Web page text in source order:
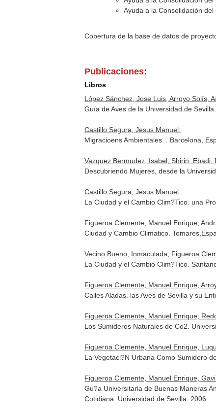
Ayuda a la Consolidación
Cobertura de la base de datos de
Publicaciones:
Libros
López Sánchez, Jose Luis, Arroyo Solís,
Guía de Aves de la Universidad de
Castillo Segura, Jesus Manuel:
Migracioens Ambientales. . Barcelona,
Vazquez Bermudez, Isabel, Shirin,
Descubriendo Mujeres, desde la
Castillo Segura, Jesus Manuel:
La Ciudad y el Cambio Clim?Tico. una
Figueroa Clemente, Manuel Enrique,
Ciudad y Cambio Climatico.
Vecino Bueno, Inmaculada, Figueroa
La Ciudad y el Cambio Clim?Tico.
Figueroa Clemente, Manuel Enrique,
Calles Aladas. las Aves de Sevilla y su
Figueroa Clemente, Manuel Enrique,
Los Sumideros Naturales de Co2.
Figueroa Clemente, Manuel Enrique,
La Vegetaci?N Urbana Como Sumidero
Figueroa Clemente, Manuel Enrique,
Gu?a Universitaria de Buenas Maneras
Cotidiana. Universidad de Sevilla. 2006